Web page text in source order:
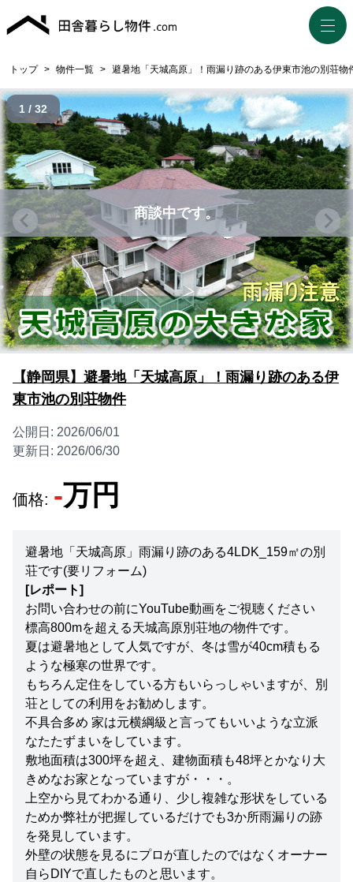
トップ > 物件一覧 > 避暑地「天城高原」！雨漏り跡のある伊東市池の別荘物
商談中です。
1 / 32
【静岡県】避暑地「天城高原」！雨漏り跡のある伊
東市池の別荘物件
公開日: 2026/06/01
更新日: 2026/06/30
価格: -万円
避暑地「天城高原」雨漏り跡のある4LDK_159㎡の別
荘です(要リフォーム)
[レポート]
お問い合わせの前にYouTube動画をご視聴ください
標高800mを超える天城高原別荘地の物件です。
夏は避暑地として人気ですが、冬は雪が40cm積もる
ような極寒の世界です。
もちろん定住をしている方もいらっしゃいますが、別
荘としての利用をお勧めします。
不具合多め 家は元横綱級と言ってもいいような立派
なたたずまいをしています。
敷地面積は300坪を超え、建物面積も48坪とかなり大
きめなお家となっていますが・・・。
上空から見てわかる通り、少し複雑な形状をしている
ためか弊社が把握しているだけでも3か所雨漏りの跡
を発見しています。
外壁の状態を見るにプロが直したのではなくオーナー
自らDIYで直したものと思います。